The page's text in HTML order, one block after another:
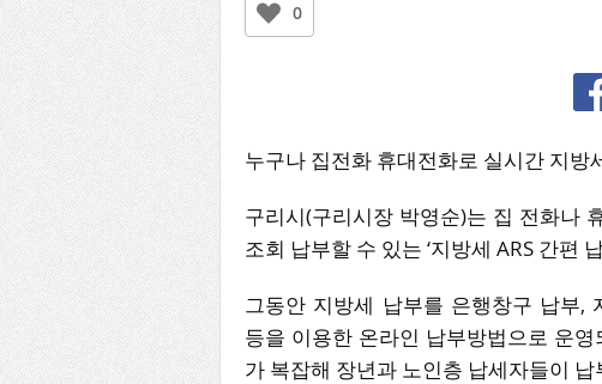
0
누구나 집전화 휴대전화로 실시간 지방
구리시(구리시장 박영순)는 집 전화나
조회 납부할 수 있는 ‘지방세 ARS 간편
그동안 지방세 납부를 은행창구 납부,
등을 이용한 온라인 납부방법으로 운
가 복잡해 장년과 노인층 납세자들이